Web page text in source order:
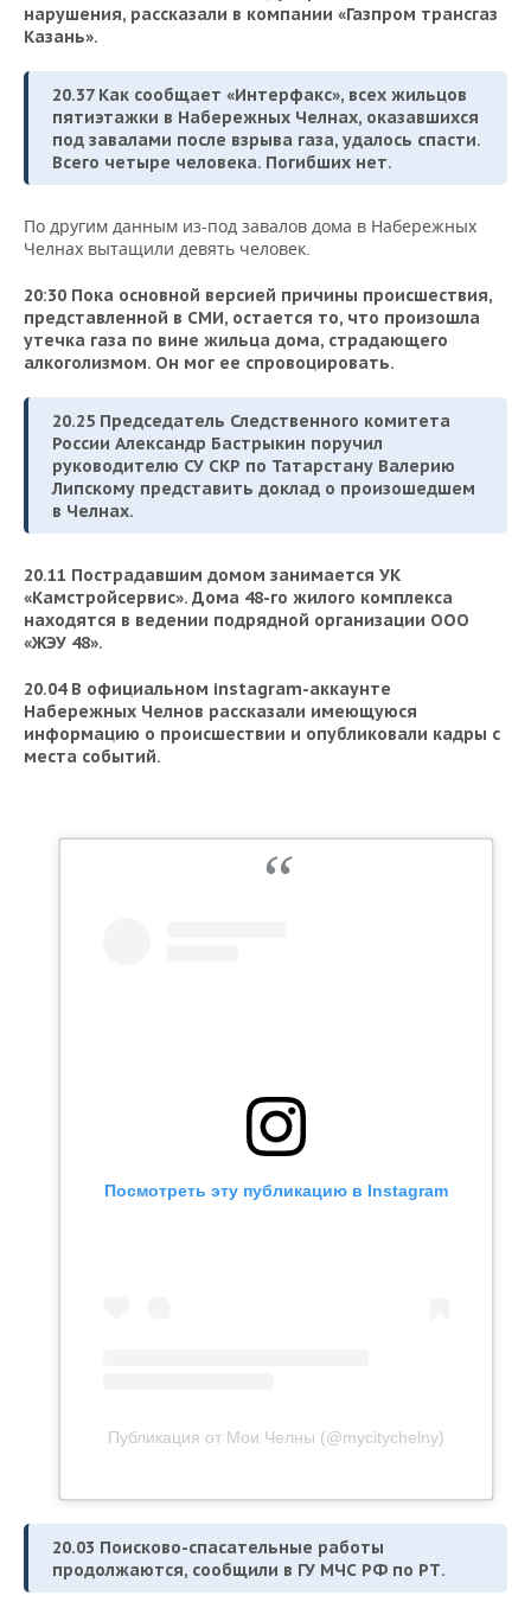
нарушения, рассказали в компании «Газпром трансгаз
Казань».
20.37 Как сообщает «Интерфакс», всех жильцов
пятиэтажки в Набережных Челнах, оказавшихся
под завалами после взрыва газа, удалось спасти.
Всего четыре человека. Погибших нет.
По другим данным из-под завалов дома в Набережных
Челнах вытащили девять человек.
20:30 Пока основной версией причины происшествия,
представленной в СМИ, остается то, что произошла
утечка газа по вине жильца дома, страдающего
алкоголизмом. Он мог ее спровоцировать.
20.25 Председатель Следственного комитета
России Александр Бастрыкин поручил
руководителю СУ СКР по Татарстану Валерию
Липскому представить доклад о произошедшем
в Челнах.
20.11 Пострадавшим домом занимается УК
«Камстройсервис». Дома 48-го жилого комплекса
находятся в ведении подрядной организации ООО
«ЖЭУ 48».
20.04 В официальном instagram-аккаунте
Набережных Челнов рассказали имеющуюся
информацию о происшествии и опубликовали кадры с
места событий.
Посмотреть эту публикацию в Instagram
Публикация от Мои Челны (@mycitychelny)
20.03 Поисково-спасательные работы
продолжаются, сообщили в ГУ МЧС РФ по РТ.